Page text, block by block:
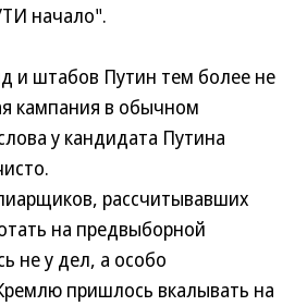
начало".
штабов Путин тем более не
кампания в обычном
у кандидата Путина
рассчитывавших
на предвыборной
не у дел, а особо
пришлось вкалывать на